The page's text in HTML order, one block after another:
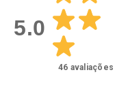
Por Menos
5.0
46 avaliações